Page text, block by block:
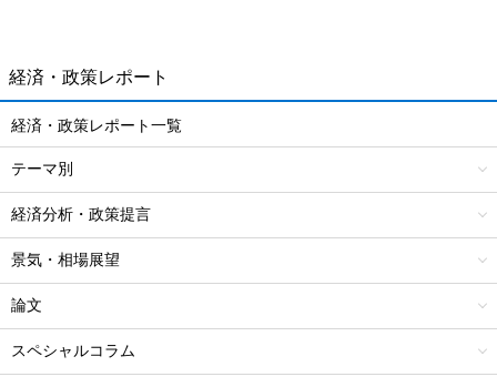
経済・政策レポート
経済・政策レポート一覧
テーマ別
経済分析・政策提言
景気・相場展望
論文
スペシャルコラム